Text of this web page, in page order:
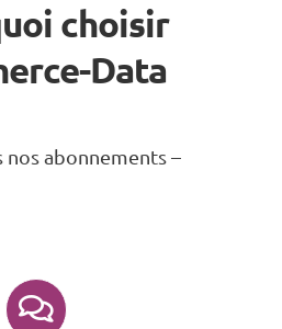
choisir
Data
nos abonnements –